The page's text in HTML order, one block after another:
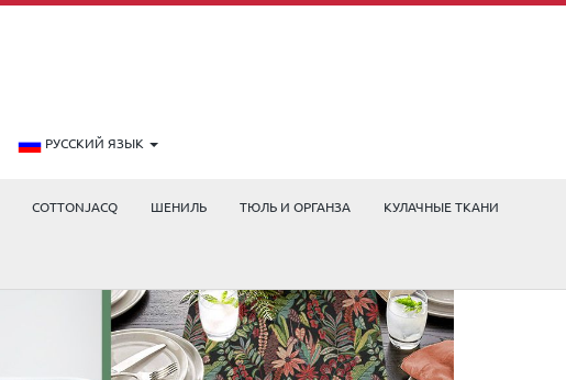
РУССКИЙ ЯЗЫК
COTTONJACQ ШЕНИЛЬ ТЮЛЬ И ОРГАНЗА КУЛАЧНЫЕ ТКАНИ